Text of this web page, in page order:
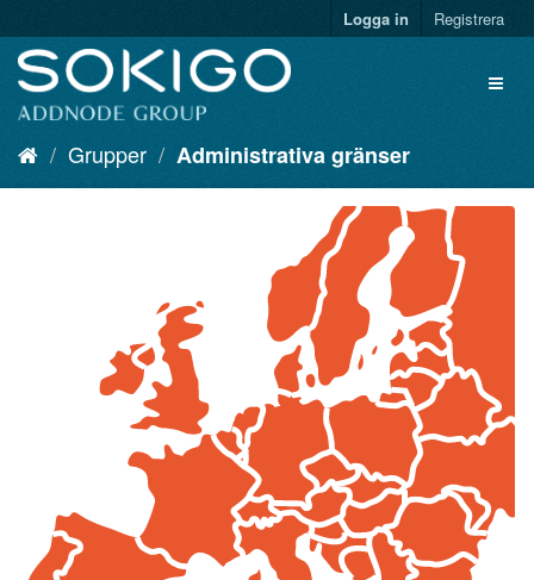
Logga in Registrera
Grupper Administrativa gränser